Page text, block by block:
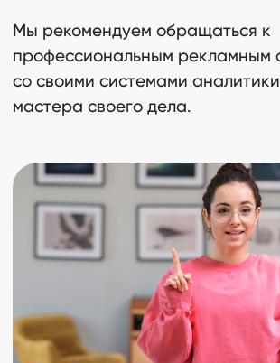
Мы рекомендуем обращаться к
профессиональным рекламным
со своими системами
мастера своего дела.